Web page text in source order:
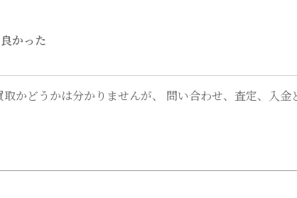
かった
かどうかは分かりませんが、 問い合わせ、査定、入金